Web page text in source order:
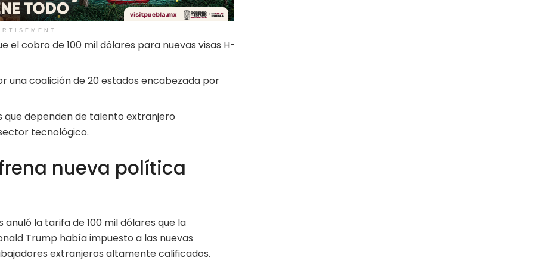
el cobro de 100 mil dólares para nuevas visas H-
una coalición de 20 estados encabezada por
que dependen de talento extranjero
tecnológico.
nueva política
anuló la tarifa de 100 mil dólares que la
Trump había impuesto a las nuevas
extranjeros altamente calificados.